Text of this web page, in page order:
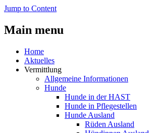
Jump to Content
Main menu
Home
Aktuelles
Vermittlung
Allgemeine Informationen
Hunde
Hunde in der HAST
Hunde in Pflegestellen
Hunde Ausland
Rüden Ausland